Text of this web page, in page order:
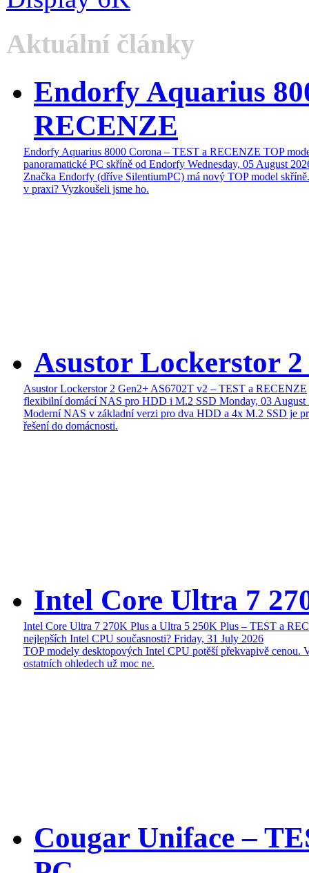
Aktuální články
Endorfy Aquarius
RECENZE
Endorfy Aquarius 8000 Corona – TEST a RECENZE TOP
panoramatické PC skříně od Endorfy Wednesday, 05 August
Značka Endorfy (dříve SilentiumPC) má nový TOP model
v praxi? Vyzkoušeli jsme ho.
Asustor Lockerstor
Asustor Lockerstor 2 Gen2+ AS6702T v2 – TEST a RECENZE
flexibilní domácí NAS pro HDD i M.2 SSD Monday, 03 August
Moderní NAS v základní verzi pro dva HDD a 4x M.2 SSD je
řešení do domácnosti.
Intel Core Ultra 7
Intel Core Ultra 7 270K Plus a Ultra 5 250K Plus – TEST a
nejlepších Intel CPU současnosti? Friday, 31 July 2026
TOP modely desktopových Intel CPU potěší překvapivě cenou.
ostatních ohledech už moc ne.
Cougar Uniface –